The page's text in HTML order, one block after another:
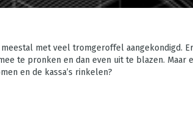
met veel tromgeroffel aangekondigd.
te pronken en dan even uit te blazen. Maar
en de kassa’s rinkelen?